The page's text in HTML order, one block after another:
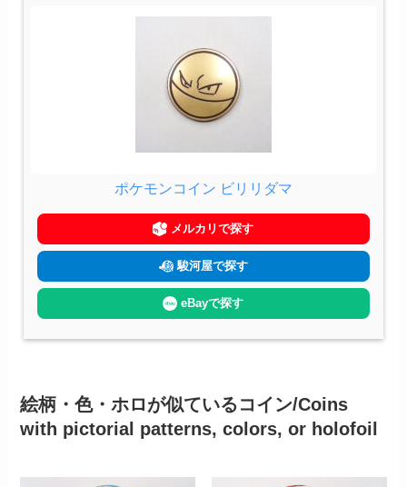
ポケモンコイン ビリリダマ
メルカリで探す
駿河屋で探す
eBayで探す
絵柄・色・ホロが似ているコイン/Coins
with pictorial patterns, colors, or holofoil